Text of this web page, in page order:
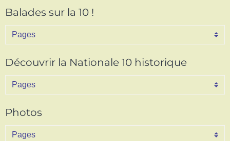
Balades sur la 10 !
Découvrir la Nationale 10 historique
Photos